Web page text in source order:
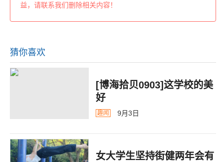
益，请联系我们删除相关内容！
猜你喜欢
[博海拾贝0903]这学校的美
好
趣闻 9月3日
女大学生坚持街健两年会有